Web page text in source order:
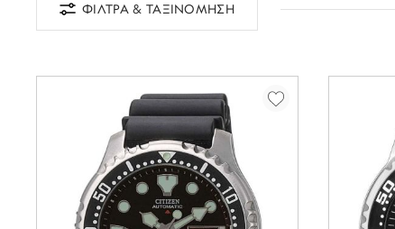
ΦΙΛΤΡΑ & ΤΑΞΙΝΟΜΗΣΗ